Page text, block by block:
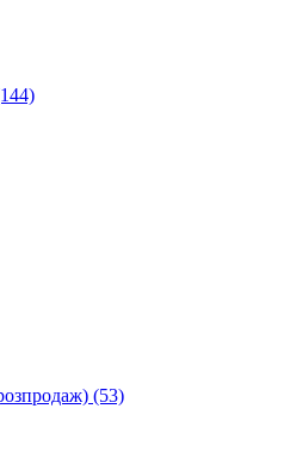
(53)